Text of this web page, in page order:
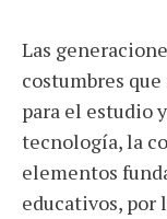
Las
costumbres
para el estudio
tecnología, la
elementos
educativos, por